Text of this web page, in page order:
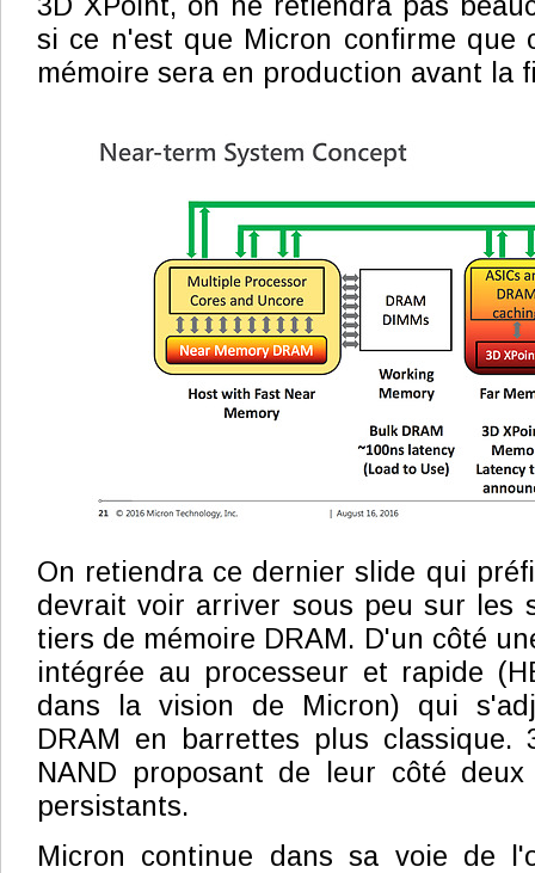
si ce n'est que Micron confirme que
mémoire sera en production avant la
On retiendra ce dernier slide qui
devrait voir arriver sous peu sur les
tiers de mémoire DRAM. D'un côté
intégrée au processeur et rapide
dans la vision de Micron) qui
DRAM en barrettes plus classique.
NAND proposant de leur côté
persistants.
Micron continue dans sa voie de